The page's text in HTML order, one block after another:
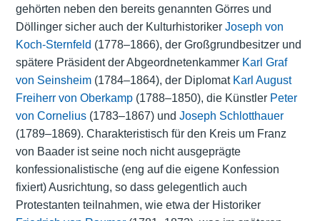
gehörten neben den bereits genannten Görres und
Döllinger sicher auch der Kulturhistoriker Joseph von
Koch-Sternfeld (1778–1866), der Großgrundbesitzer und
spätere Präsident der Abgeordnetenkammer Karl Graf
von Seinsheim(1784–1864), der Diplomat Karl August
Freiherr von Oberkamp(1788–1850), die Künstler Peter
von Cornelius(1783–1867) und Joseph Schlotthauer
(1789–1869). Charakteristisch für den Kreis um Franz
von Baader ist seine noch nicht ausgeprägte
konfessionalistische (eng auf die eigene Konfession
fixiert) Ausrichtung, so dass gelegentlich auch
Protestanten teilnahmen, wie etwa der Historiker